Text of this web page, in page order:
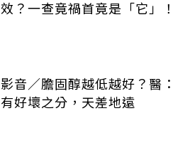
效？一查竟禍首竟是「它」！
影音／膽固醇越低越好？醫：
有好壞之分，天差地遠